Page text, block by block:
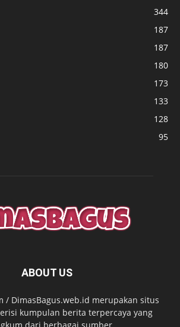
344
187
187
180
173
133
128
95
ABOUT US
/ DimasBagus.web.id merupakan situs
kumpulan berita terpercaya yang